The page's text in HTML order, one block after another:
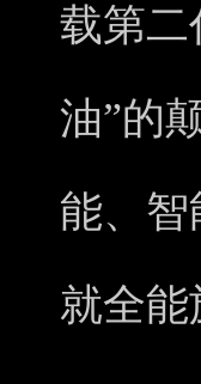
载第二
油”的
能、
就全能